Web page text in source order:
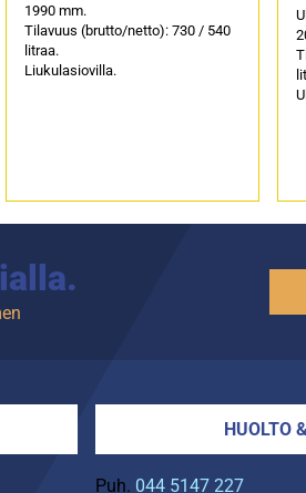
1990 mm.
Tilavuus (brutto/netto): 730 / 540
litraa.
Liukulasiovilla.
HUOLTO
Puh. 044 5147 227